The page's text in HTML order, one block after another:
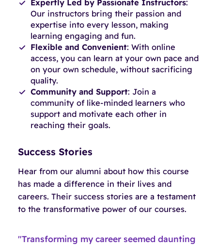
Expertly Led by Passionate Instructors:
Our instructors bring their passion and
expertise into every lesson, making
learning engaging and fun.
Flexible and Convenient: With online
access, you can learn at your own pace and
on your own schedule, without sacrificing
quality.
Community and Support: Join a
community of like-minded learners who
support and motivate each other in
reaching their goals.
Success Stories
Hear from our alumni about how this course
has made a difference in their lives and
careers. Their success stories are a testament
to the transformative power of our courses.
"Transforming my career seemed daunting